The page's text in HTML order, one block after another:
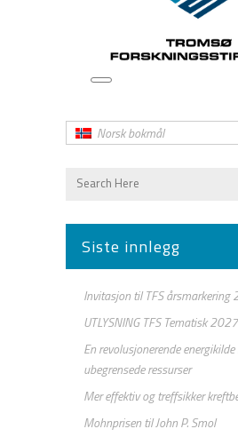
Lang
Norsk bokmål
Siste innlegg
Invitasjon til TFS årsmarkering
UTLYSNING TFS Tematisk 2027
En revolusjonerende
ubegrensede ressurser
Mer effektiv og treffsikker
Mohnprisen til John P. Smol